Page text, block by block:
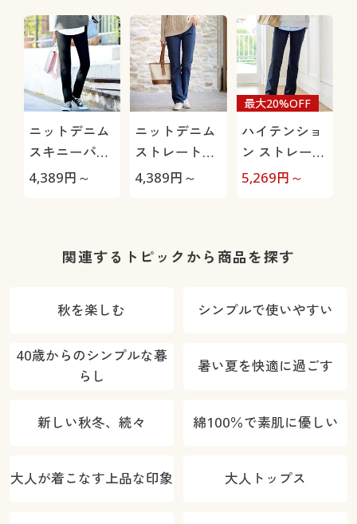
ニットデニム
スキニーパン
ツ(スマートニ
か・選べる4
中はける)
4,389円～
ニットデニム
ストレートパ
ンツ(スマート
わらか・選べ
OK・1年中は
4,389円～
ハイテンショ
ン ストレート
パンツ/ぐ～ん
向ストレッ
地・UVカッ
最大20%OFF
5,269円～
関連するトピックから商品を探す
秋を楽しむ シンプルで使いやすい
40歳からのシンプルな暮
らし
暑い夏を快適に過ごす
新しい秋冬、続々 綿100％で素肌に優しい
大人が着こなす上品な印象 大人トップス